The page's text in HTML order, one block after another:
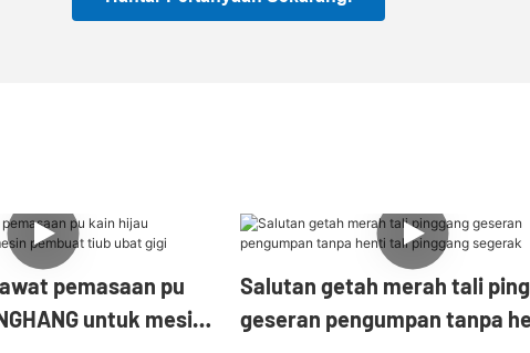
pemasaan pu
untuk mesin
Salutan getah merah tali
geseran pengumpan tanpa